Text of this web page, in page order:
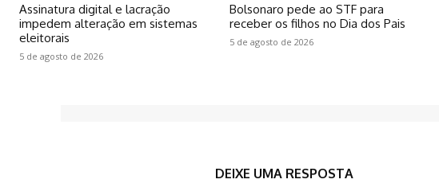
Assinatura digital e lacração
impedem alteração em sistemas
eleitorais
5 de agosto de 2026
Bolsonaro pede ao STF para
receber os filhos no Dia dos Pais
5 de agosto de 2026
DEIXE UMA RESPOSTA